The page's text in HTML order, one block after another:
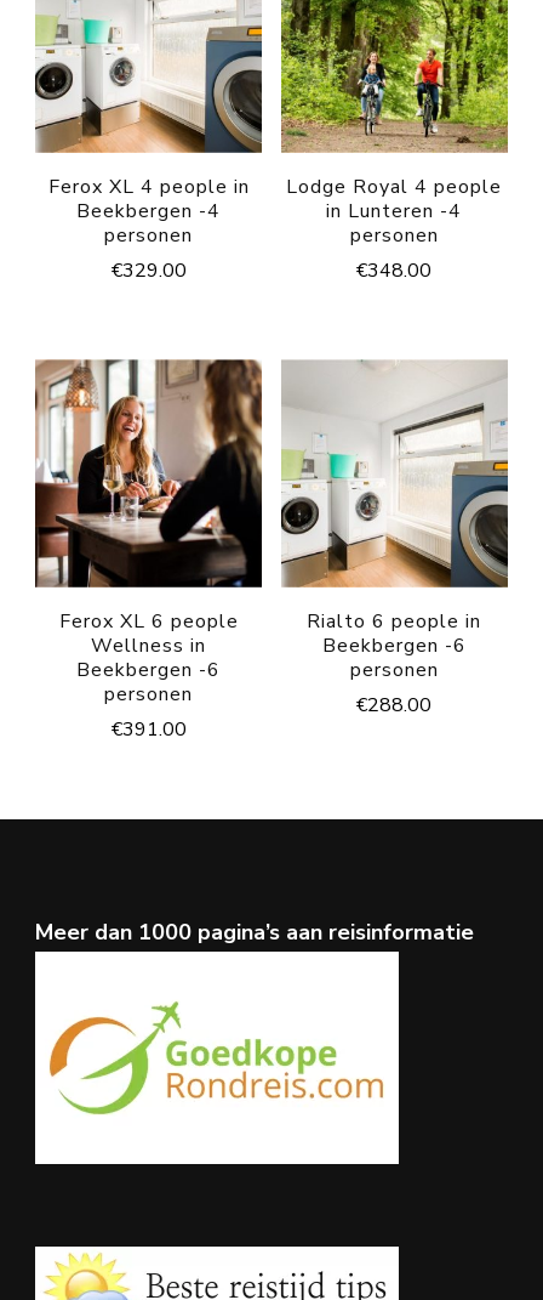
Ferox XL 4 people in
Beekbergen -4
personen
€329.00
Lodge Royal 4 people
in Lunteren -4
personen
€348.00
Ferox XL 6 people
Wellness in
Beekbergen -6
personen
€391.00
Rialto 6 people in
Beekbergen -6
personen
€288.00
Meer dan 1000 pagina’s aan reisinformatie